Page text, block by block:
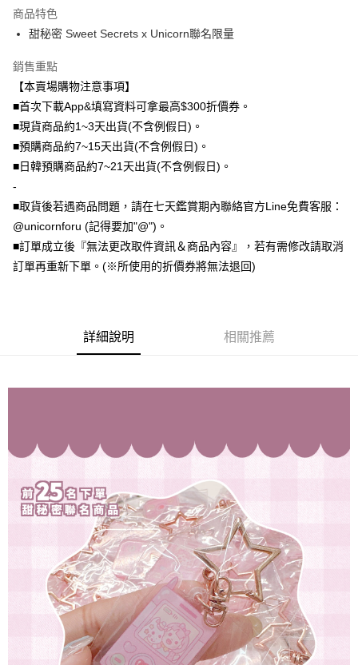
合作金庫商業銀行
華南商業銀行
彰化商業銀行
國泰世華商業銀行
臺灣中小企業銀行
匯豐（台灣）商業銀行
華泰商業銀行
聯邦商業銀行
遠東國際商業銀行
元大商業銀行
星展（台灣）商業銀行
台新國際商業銀行
中國信託商業銀行
6 期 0 利率 每期
華南商業銀行
上海商業儲蓄銀行
國泰世華商業銀行
臺灣中小企業銀行
台中商業銀行
匯豐（台灣）商業銀行
華泰商業銀行
聯邦商業銀行
遠東國際商業銀行
元大商業銀行
永豐商業銀行
台灣樂天信用卡公司
12 期 0 利率 每期
合作金庫商業銀行
華南商業銀行
上海商業儲蓄銀行
台北富邦商業銀行
國泰世華商業銀行
臺灣中小企業銀行
匯豐（台灣）商業銀行
華泰商業銀行
聯邦商業銀行
遠東國際商業銀行
玉山商業銀行
星展（台灣）商業銀行
台新國際商業銀行
台灣樂天信用卡公司
24 期 0 利率 每期
合作金庫商業銀行
華南商業銀行
彰化商業銀行
上海商業儲蓄銀行
台北富邦商業銀行
兆豐國際商業銀行
臺灣中小企業銀行
台中商業銀行
匯豐（台灣）商業銀行
華泰商業銀行
聯邦商業銀行
永豐商業銀行
玉山商業銀行
星展（台灣）商業銀行
中國信託商業銀行
台灣樂天信用卡公司
超商取貨付款
LINE Pay
Apple Pay
街口支付
悠遊付
Google Pay
全盈+PAY
【大哥付你分期使用說明】
1.本服務由台灣大哥大提供，台灣大哥大用戶可立即使用無須另外申請。
消。如遇「轉專審核」未通過狀況，表示未達大哥付你分期系統評分，恕無
法說明評估內容。
【繳款方式說明】
1.分期款項不併入電信帳單，「大哥付你分期」於每月結算日後寄送繳費提
醒簡訊。
2.透過簡訊連結打開帳單後，可選擇「超商條碼／台灣大直營門市／銀行轉
帳／街口支付／iPASS MONEY」等通路繳費。
【注意事項】
1.本服務係由「台灣大哥大股份有限公司」（以下簡稱本公司）所提供，讓
用戶於交易時，得透過本服務購買商品或服務，並由商店將買賣／分期付款
買賣價金債權讓與本公司後，依約使用本公司帳單繳交帳款。
2.基於同意付款使用「大哥付你分期」之契約關係目的，商店將以您的個人
資料（包含姓名、電話或地址）提供予台灣大哥大進項蒐集、處理及利用，
由本公司與您本人進行分期帳單所需資料之確認、核對及更正。
3.完整用戶服務條款，請詳閱以下連結： https://oppay.tw/userRule
AFTEE先享後付
【關於「AFTEE先享後付」】
２．便利：只要手機號碼，簡訊認證，即可結帳。
【「AFTEE先享後付」結帳流程】
１．於結帳方式選擇「AFTEE先享後付」後，將跳轉至「AFTEE先享後付」
結帳頁面，進行簡訊認證並確認金額後，即可完成結帳。
２．訂單成立數日內，您將收到繳費通知簡訊。
３．收到繳費通知簡訊後14天內，點擊此簡訊中的連結，可透過四大超商／
ATM／網路銀行／等多元方式進行付款，方視為交易完成。
※ 請注意：結帳手續完成當下不需立刻繳費，但若您需要取消訂單，請聯絡
購買商品的店家。未經商家同意取消之訂單仍視為有效，需透過AFTEE先享
後付繳納相關費用。
※ 交易是否成功請以「AFTEE先享後付 」之結帳頁面顯示為準，若有關於
是否繳費成功／繳費後需取消欲退款等相關疑問，請聯繫「AFTEE先享後付
客戶支援中心」https://netprotections.freshdesk.com/support/home
運送方式
全家取貨付款
每筆NT$70，滿NT$1,000(含以上)免運費
付款後全家取貨
每筆NT$70，滿NT$899(含以上)免運費
7-11取貨（物流比較快）
每筆NT$70，滿NT$1,000(含以上)免運費
付款後7-11取貨(出貨較快)
每筆NT$70，滿NT$899(含以上)免運費
商品特色
甜秘密 Sweet Secrets x Unicorn聯名限量
銷售重點
【本賣場購物注意事項】
■首次下載App&填寫資料可拿最高$300折價券。
■現貨商品約1~3天出貨(不含例假日)。
■預購商品約7~15天出貨(不含例假日)。
■日韓預購商品約7~21天出貨(不含例假日)。
-
■取貨後若遇商品問題，請在七天鑑賞期內聯絡官方Line免費客服：
@unicornforu (記得要加"@")。
■訂單成立後『無法更改取件資訊＆商品內容』，若有需修改請取消
訂單再重新下單。(※所使用的折價券將無法退回)
詳細說明 相關推薦